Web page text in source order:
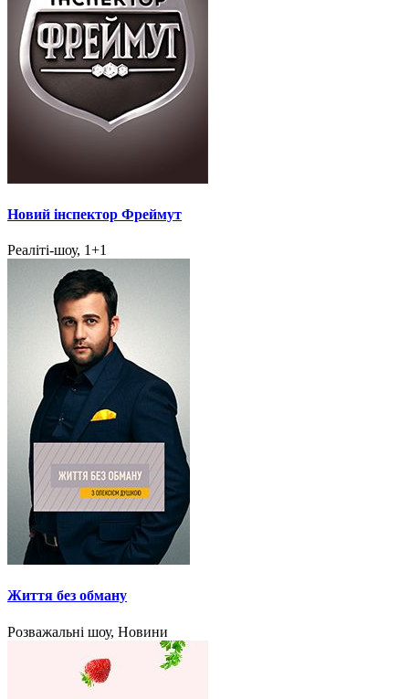
Новий інспектор Фреймут
Реаліті-шоу, 1+1
Життя без обману
Розважальні шоу, Новини